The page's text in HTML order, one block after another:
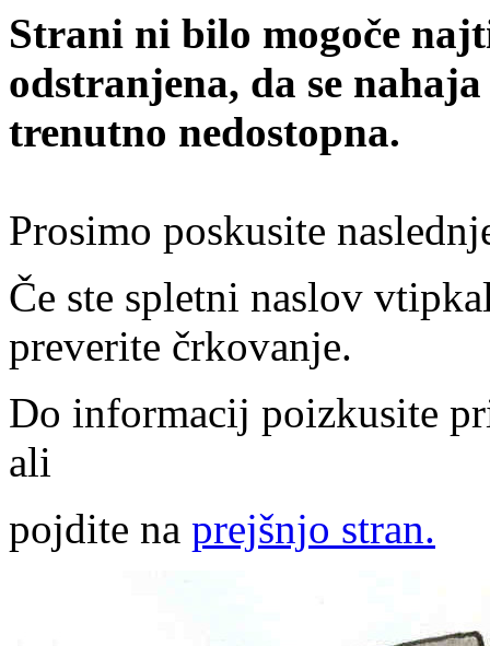
Strani ni bilo mogoče
odstranjena, da se
trenutno nedostopna.
Prosimo poskusite
Če ste spletni naslov
preverite črkovanje.
Do informacij poizkusite
ali
pojdite na prejšnjo stran.